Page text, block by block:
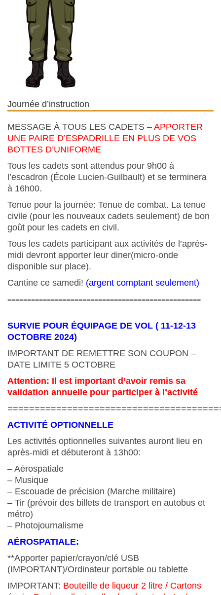
Journée d’instruction
MESSAGE À TOUS LES CADETS – APPORTER
UNE PAIRE D’ESPADRILLE EN PLUS DE VOS
BOTTES D’UNIFORME
Tous les cadets sont attendus pour 9h00 à
l’escadron (École Lucien-Guilbault) et se terminera
à 16h00.
Tenue pour la journée: Tenue de combat. La tenue
civile (pour les nouveaux cadets seulement) de bon
goût pour les cadets en civil.
Tous les cadets participant aux activités de l’après-
midi devront apporter leur diner(micro-onde
disponible sur place).
Cantine ce samedi! (argent comptant seulement)
=================================================
SURVIE POUR ÉQUIPAGE DE VOL ( 11-12-13
OCTOBRE 2024)
IMPORTANT DE REMETTRE SON COUPON –
DATE LIMITE 5 OCTOBRE
Attention: Il est important d’avoir remis sa
validation annuelle pour participer à l’activité
ACTIVITÉ OPTIONNELLE
Les activités optionnelles suivantes auront lieu en
après-midi et débuteront à 13h00:
– Aérospatiale
– Musique
– Escouade de précision (Marche militaire)
– Tir (prévoir des billets de transport en autobus et
métro)
– Photojournalisme
AÉROSPATIALE:
**Apporter papier/crayon/clé USB
(IMPORTANT)/Ordinateur portable ou tablette
IMPORTANT: Bouteille de liqueur 2 litre / Cartons